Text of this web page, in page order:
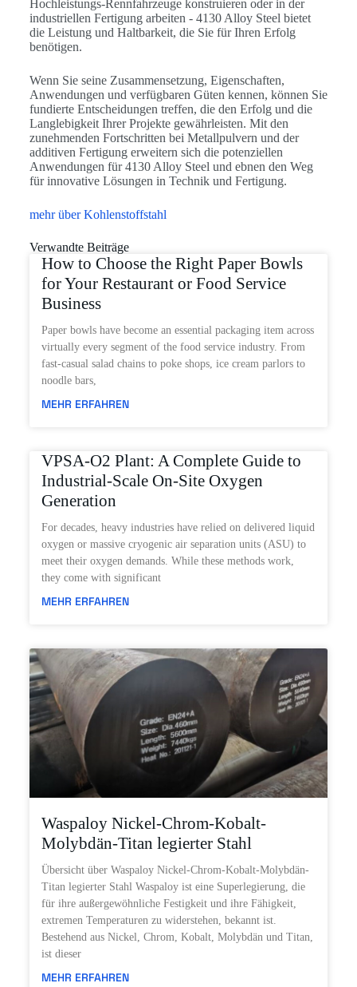
Hochleistungs-Rennfahrzeuge konstruieren oder in der
industriellen Fertigung arbeiten - 4130 Alloy Steel bietet
die Leistung und Haltbarkeit, die Sie für Ihren Erfolg
benötigen.
Wenn Sie seine Zusammensetzung, Eigenschaften,
Anwendungen und verfügbaren Güten kennen, können Sie
fundierte Entscheidungen treffen, die den Erfolg und die
Langlebigkeit Ihrer Projekte gewährleisten. Mit den
zunehmenden Fortschritten bei Metallpulvern und der
additiven Fertigung erweitern sich die potenziellen
Anwendungen für 4130 Alloy Steel und ebnen den Weg
für innovative Lösungen in Technik und Fertigung.
mehr über Kohlenstoffstahl
Verwandte Beiträge
How to Choose the Right Paper Bowls
for Your Restaurant or Food Service
Business
Paper bowls have become an essential packaging item across
virtually every segment of the food service industry. From
fast-casual salad chains to poke shops, ice cream parlors to
noodle bars,
MEHR ERFAHREN
VPSA-O2 Plant: A Complete Guide to
Industrial-Scale On-Site Oxygen
Generation
For decades, heavy industries have relied on delivered liquid
oxygen or massive cryogenic air separation units (ASU) to
meet their oxygen demands. While these methods work,
they come with significant
MEHR ERFAHREN
Waspaloy Nickel-Chrom-Kobalt-
Molybdän-Titan legierter Stahl
Übersicht über Waspaloy Nickel-Chrom-Kobalt-Molybdän-
Titan legierter Stahl Waspaloy ist eine Superlegierung, die
für ihre außergewöhnliche Festigkeit und ihre Fähigkeit,
extremen Temperaturen zu widerstehen, bekannt ist.
Bestehend aus Nickel, Chrom, Kobalt, Molybdän und Titan,
ist dieser
MEHR ERFAHREN